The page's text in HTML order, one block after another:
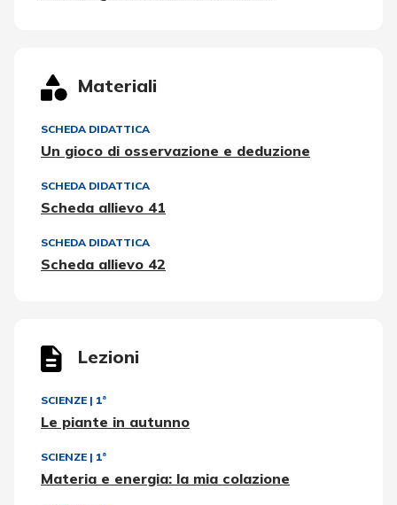
Materiali
SCHEDA DIDATTICA
Un gioco di osservazione e deduzione
SCHEDA DIDATTICA
Scheda allievo 41
SCHEDA DIDATTICA
Scheda allievo 42
Lezioni
SCIENZE | 1ª
Le piante in autunno
SCIENZE | 1ª
Materia e energia: la mia colazione